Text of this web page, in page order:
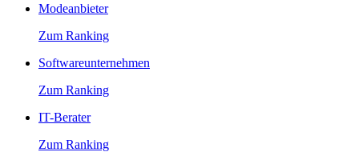
Modeanbieter
Zum Ranking
Softwareunternehmen
Zum Ranking
IT-Berater
Zum Ranking